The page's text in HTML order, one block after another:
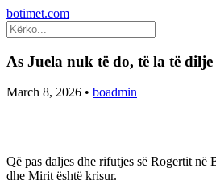
botimet.com
As Juela nuk të do, të la të dilje
March 8, 2026 • boadmin
Që pas daljes dhe rifutjes së Rogertit në
dhe Mirit është krisur.